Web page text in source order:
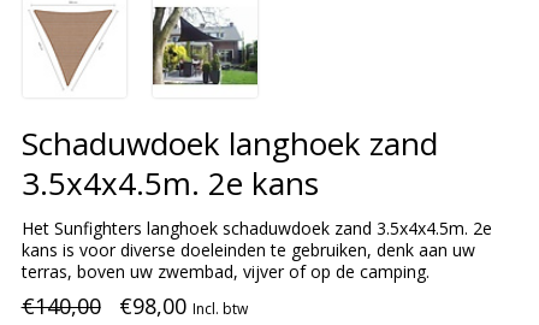
Schaduwdoek langhoek zand
3.5x4x4.5m. 2e kans
Het Sunfighters langhoek schaduwdoek zand 3.5x4x4.5m. 2e
kans is voor diverse doeleinden te gebruiken, denk aan uw
terras, boven uw zwembad, vijver of op de camping.
€140,00 €98,00 Incl. btw